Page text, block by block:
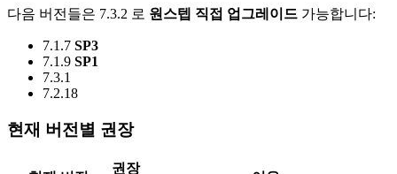
다음 버전들은 7.3.2 로 원스텝 직접 업그레이드 가능합니다:
7.1.7 SP3
7.1.9 SP1
7.3.1
7.2.18
현재 버전별 권장
권장